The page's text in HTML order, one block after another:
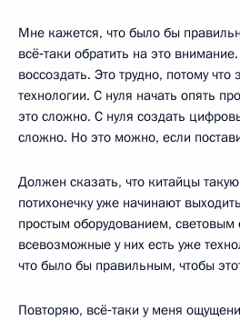
Мне кажется, что было бы
всё‑таки обратить на это
воссоздать. Это трудно, потому
технологии. С нуля начать опять
это сложно. С нуля создать
сложно. Но это можно, если
Должен сказать, что китайцы
потихонечку уже начинают
простым оборудованием, световым
всевозможные у них есть уже
что было бы правильным, чтобы
Повторяю, всё‑таки у меня